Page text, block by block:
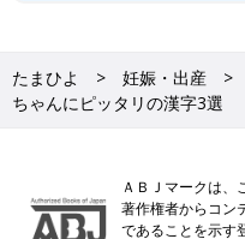
たまひよ 妊娠・出産
ちゃんにピッタリの漢字3選
ＡＢＪマークは、
著作権者からコン
であることを示す